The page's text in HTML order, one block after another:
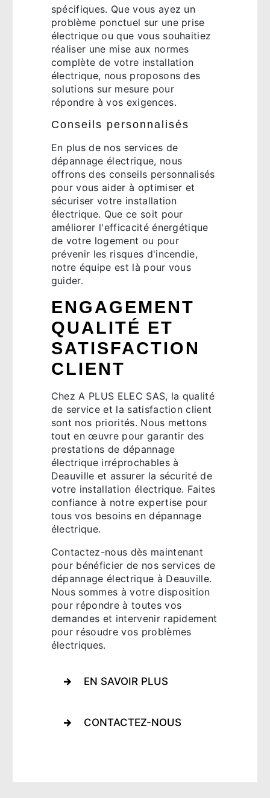
spécifiques. Que vous ayez un
problème ponctuel sur une prise
électrique ou que vous souhaitiez
réaliser une mise aux normes
complète de votre installation
électrique, nous proposons des
solutions sur mesure pour
répondre à vos exigences.
Conseils personnalisés
En plus de nos services de
dépannage électrique, nous
offrons des conseils personnalisés
pour vous aider à optimiser et
sécuriser votre installation
électrique. Que ce soit pour
améliorer l'efficacité énergétique
de votre logement ou pour
prévenir les risques d'incendie,
notre équipe est là pour vous
guider.
ENGAGEMENT
QUALITÉ ET
SATISFACTION
CLIENT
Chez A PLUS ELEC SAS, la qualité
de service et la satisfaction client
sont nos priorités. Nous mettons
tout en œuvre pour garantir des
prestations de dépannage
électrique irréprochables à
Deauville et assurer la sécurité de
votre installation électrique. Faites
confiance à notre expertise pour
tous vos besoins en dépannage
électrique.
Contactez-nous dès maintenant
pour bénéficier de nos services de
dépannage électrique à Deauville.
Nous sommes à votre disposition
pour répondre à toutes vos
demandes et intervenir rapidement
pour résoudre vos problèmes
électriques.
EN SAVOIR PLUS
CONTACTEZ-NOUS